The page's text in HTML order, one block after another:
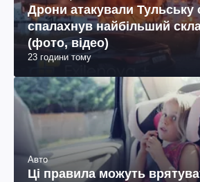
Дрони атакували Тульську
спалахнув найбільший
(фото, відео)
23 години тому
Авто
Ці правила можуть